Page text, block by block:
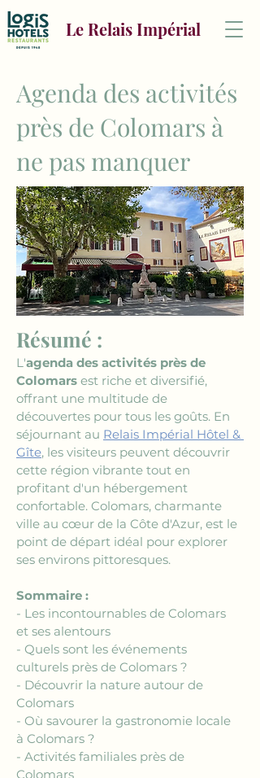
Le Relais Impérial
Agenda des activités
près de Colomars à
ne pas manquer
Résumé :
L'agenda des activités près de
Colomars est riche et diversifié,
offrant une multitude de
découvertes pour tous les goûts. En
séjournant au Relais Impérial Hôtel &
Gîte, les visiteurs peuvent découvrir
cette région vibrante tout en
profitant d'un hébergement
confortable. Colomars, charmante
ville au cœur de la Côte d'Azur, est le
point de départ idéal pour explorer
ses environs pittoresques.
Sommaire :
- Les incontournables de Colomars
et ses alentours
- Quels sont les événements
culturels près de Colomars ?
- Découvrir la nature autour de
Colomars
- Où savourer la gastronomie locale
à Colomars ?
- Activités familiales près de
Colomars